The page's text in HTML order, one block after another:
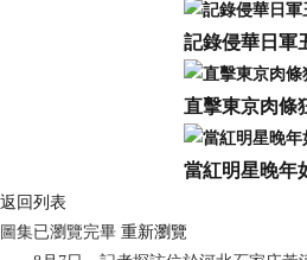
記錄侵華日軍
直擊東京肉條
當紅明星晚年
返回列表
圖集已瀏覽完畢 重新瀏覽